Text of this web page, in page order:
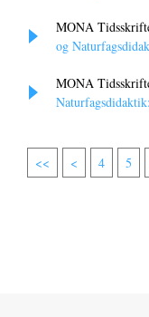
MONA
og
MONA
<< < 4 5